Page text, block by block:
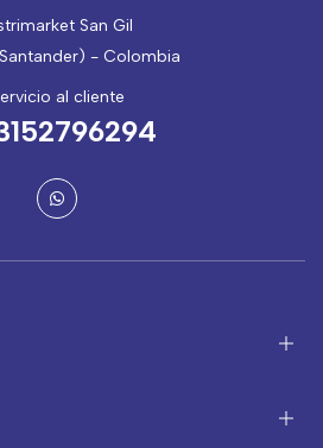
San Gil
- Colombia
al cliente